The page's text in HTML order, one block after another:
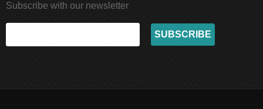
Subscribe with our newsletter